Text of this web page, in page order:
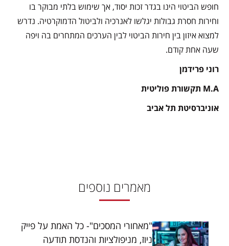
חופש הביטוי הינו בגדר זכות יסוד, אך שימוש בלתי מבוקר בו
וחירות חסרת גבולות יגלשו לאנרכיה ולביטול הדמוקרטיה. נדרש
למצוא איזון בין חירות הביטוי לבין הערכים המתחרים בה ויפה
שעה אחת קודם.
רוני פרידמן
M.A תקשורת פוליטית
אוניברסיטת תל אביב
מאמרים נוספים
"מאחורי המסכים"- כל האמת על פייק
ניוז, מניפולציות והנדסת תודעה